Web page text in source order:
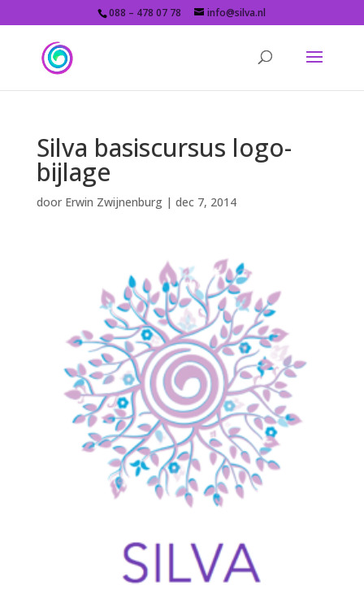
088 – 478 07 78 info@silva.nl
Silva basiscursus logo-
bijlage
door Erwin Zwijnenburg| dec 7, 2014